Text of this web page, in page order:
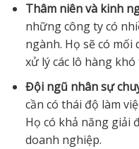
Thâm niên và kinh
những công ty có
ngành. Họ sẽ có
xử lý các lô hàng
Đội ngũ nhân sự
cần có thái độ làm
Họ có khả năng giải
doanh nghiệp.